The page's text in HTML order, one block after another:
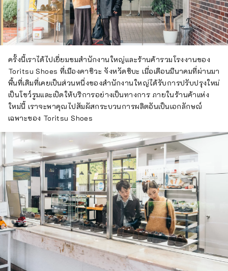
ครั้งนี้เราได้ไปเยี่ยมชมสำนักงานใหญ่และร้านค้ารวมโรงงานของ
Toritsu Shoes ที่เมืองคาชิวะ จังหวัดชิบะ เมื่อเดือนมีนาคมที่ผ่านมา
พื้นที่เดิมที่เคยเป็นส่วนหนึ่งของสำนักงานใหญ่ได้รับการปรับปรุงใหม่
เป็นโชว์รูมและเปิดให้บริการอย่างเป็นทางการ ภายในร้านค้าแห่ง
ใหม่นี้ เราจะพาคุณไปสัมผัสกระบวนการผลิตอันเป็นเอกลักษณ์
เฉพาะของ Toritsu Shoes